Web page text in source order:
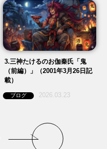
3.三神たけるのお伽秦氏「鬼
（前編）」（2001年3月26日記
載）
ブログ 2026.03.23